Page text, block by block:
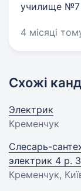
училище №7
4 місяці
Схожі
Электрик
Кременчук
Слесарь-
электрик 4 р.
Кременчук,